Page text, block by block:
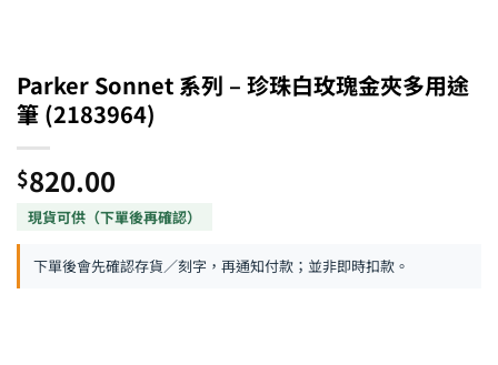
Parker Sonnet 系列 – 珍珠白玫瑰金夾多用途
筆 (2183964)
$820.00
下單後會先確認存貨／刻字，再通知付款；並非即時扣款。